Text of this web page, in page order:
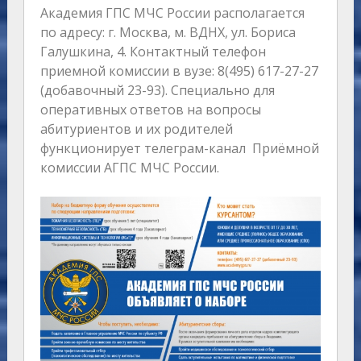
Академия ГПС МЧС России располагается
по адресу: г. Москва, м. ВДНХ, ул. Бориса
Галушкина, 4. Контактный телефон
приемной комиссии в вузе: 8(495) 617-27-27
(добавочный 23-93). Специально для
оперативных ответов на вопросы
абитуриентов и их родителей
функционирует телеграм-канал Приёмной
комиссии АГПС МЧС России.